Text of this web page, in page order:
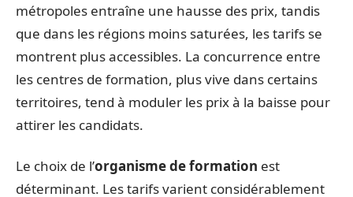
métropoles entraîne une hausse des prix, tandis
que dans les régions moins saturées, les tarifs se
montrent plus accessibles. La concurrence entre
les centres de formation, plus vive dans certains
territoires, tend à moduler les prix à la baisse pour
attirer les candidats.
Le choix de l’organisme de formation est
déterminant. Les tarifs varient considérablement